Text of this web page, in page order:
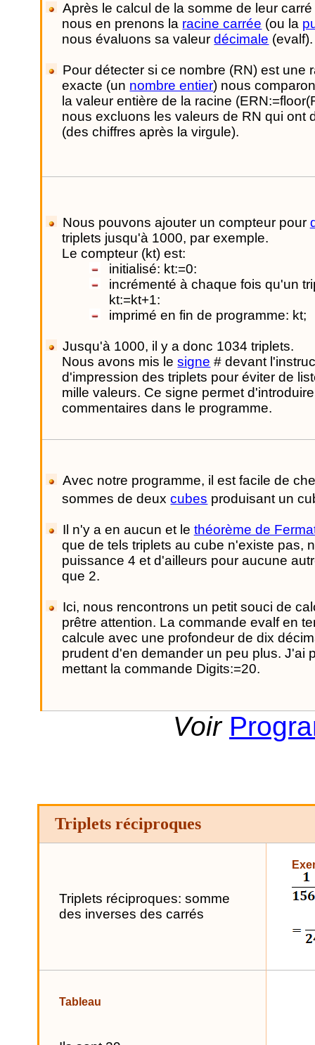
Après le calcul de la somme de leur carré
nous en prenons la racine carrée (ou la
nous évaluons sa valeurdécimale (evalf).
Pour détecter si ce nombre (RN) est une
exacte (un nombre entier) nous
la valeur entière de la racine
nous excluons les valeurs de RN qui ont
(des chiffres après la virgule).
Nous pouvons ajouter un compteur pour
triplets jusqu'à 1000, par exemple.
Le compteur (kt) est:
initialisé: kt:=0:
incrémenté à chaque fois qu'un
kt:=kt+1:
imprimé en fin de programme: kt;
Jusqu'à 1000, il y a donc 1034 triplets.
Nous avons mis lesigne # devant
d'impression des triplets pour éviter de
mille valeurs. Ce signe permet
commentaires dans le programme.
Avec notre programme, il est facile de
sommes de deuxcubes produisant un
Il n'y a en aucun et le théorème de
que de tels triplets au cube n'existe pas,
puissance 4 et d'ailleurs pour aucune
que 2.
Ici, nous rencontrons un petit souci de
prêtre attention. La commande evalf en
calcule avec une profondeur de dix
prudent d'en demander un peu plus. J'ai
mettant la commande Digits:=20.
Voir
Triplets réciproques
Triplets réciproques: somme
des inverses des carrés
Tableau